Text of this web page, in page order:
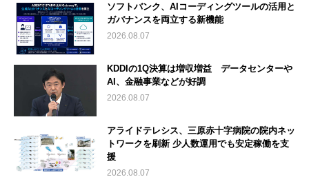
ソフトバンク、AIコーディングツールの活用と
ガバナンスを両立する新機能
2026.08.07
KDDIの1Q決算は増収増益 データセンターや
AI、金融事業などが好調
2026.08.07
アライドテレシス、三原赤十字病院の院内ネッ
トワークを刷新 少人数運用でも安定稼働を支
援
2026.08.07